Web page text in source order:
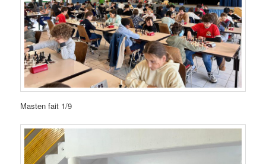
Masten fait 1/9